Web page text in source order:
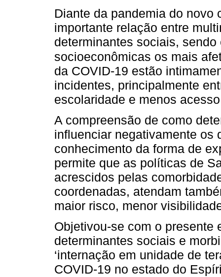
Diante da pandemia do novo
importante relação entre
determinantes sociais,
socioeconômicas os mais
da COVID-19 estão
incidentes, principalmente
escolaridade e menos
A compreensão de como
influenciar negativamente os
conhecimento da forma de
permite que as políticas de
acrescidos pelas
coordenadas, atendam
maior risco, menor
Objetivou-se com o presente
determinantes sociais e
‘internação em unidade de
COVID-19 no estado do